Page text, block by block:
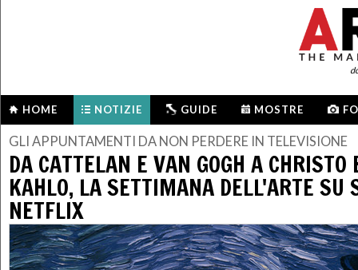
HOME NOTIZIE GUIDE MOSTRE
GLI APPUNTAMENTI DA NON PERDERE IN TELEVISIONE
DA CATTELAN E VAN GOGH A CHRISTO
KAHLO, LA SETTIMANA DELL'ARTE SU
NETFLIX